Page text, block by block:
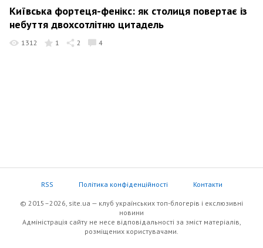
Київська фортеця-фенікс: як столиця повертає із
небуття двохсотлітню цитадель
1312 1 2 4
RSS Політика конфіденційності Контакти
© 2015–2026, site.ua — клуб українських топ-блогерів i екслюзивнi
новини
Адміністрація сайту не несе відповідальності за зміст матеріалів,
розміщених користувачами.